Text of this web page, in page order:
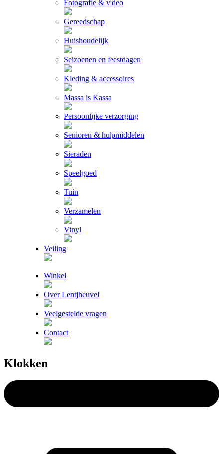
Fotografie & video
Gereedschap
Huishoudelijk
Seizoenen en feestdagen
Kleding & accessoires
Massa is Kassa
Persoonlijke verzorging
Senioren & hulpmiddelen
Sieraden
Speelgoed
Tuin
Verzamelen
Vinyl
Veiling
Winkel
Over Lentjheuvel
Veelgestelde vragen
Contact
Klokken